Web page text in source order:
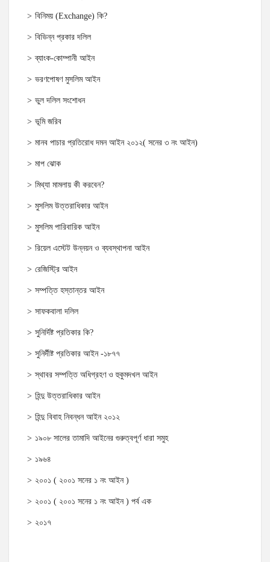
বিনিময় (Exchange) কি?
বিভিন্ন প্রকার দলিল
ব্যাংক-কোম্পানী আইন
ভরণপোষণ মুসলিম আইন
ভুল দলিল সংশোধন
ভূমি জরিব
মানব পাচার প্রতিরোধ দমন আইন ২০১২( সনের ৩ নং আইন)
মাপ ঝোক
মিথ্যা মামলায় কী করবেন?
মুসলিম উত্তরাধিকার আইন
মুসলিম পারিবারিক আইন
রিয়েল এস্টেট উন্নয়ন ও ব্যবস্থাপনা আইন
রেজিস্ট্রি আইন
সম্পত্তি হস্তান্তর আইন
সাফকবালা দলিল
সুনির্দিষ্ট প্রতিকার কি?
সুনির্দীষ্ট প্রতিকার আইন -১৮৭৭
স্থাবর সম্পত্তি অধিগ্রহণ ও হুকুমদখল আইন
হিন্দু উত্তরাধিকার আইন
হিন্দু বিবাহ নিবন্ধন আইন ২০১২
১৯০৮ সালের তামাদি আইনের গুরুত্বপূর্ণ ধারা সমুহ
১৯৬৪
২০০১ ( ২০০১ সনের ১ নং আইন )
২০০১ ( ২০০১ সনের ১ নং আইন ) পর্ব এক
২০১৭